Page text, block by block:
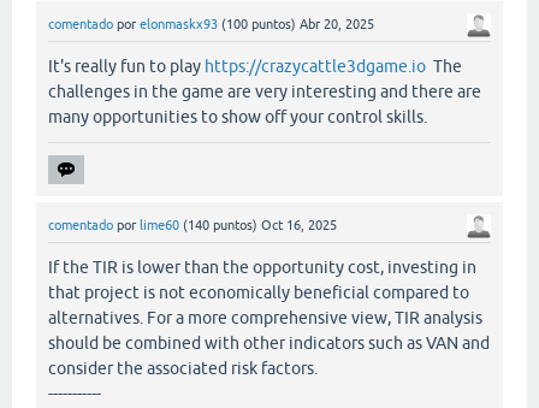
comentado por elonmaskx93 (100 puntos) Abr 20, 2025
It's really fun to play https://crazycattle3dgame.io The
challenges in the game are very interesting and there are
many opportunities to show off your control skills.
comentado por lime60 (140 puntos) Oct 16, 2025
If the TIR is lower than the opportunity cost, investing in
that project is not economically beneficial compared to
alternatives. For a more comprehensive view, TIR analysis
should be combined with other indicators such as VAN and
consider the associated risk factors.
-----------